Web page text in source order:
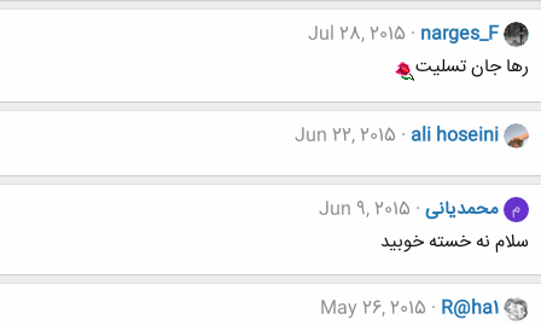
narges_F
Jul 28, 2015
رها جان تسلیت
ali hoseini
Jun 22, 2015
م محمدیانی Jun 9, 2015
سلام نه خسته خوبید
R@ha1
May 26, 2015